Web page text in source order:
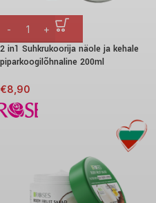
2 in1 Suhkrukoorija näole ja kehale
piparkoogilõhnaline 200ml
€8,90